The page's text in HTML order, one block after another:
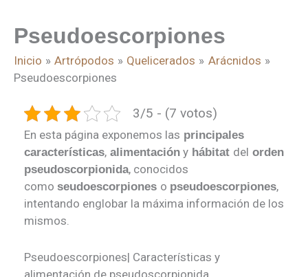
Pseudoescorpiones
Inicio Artrópodos Quelicerados
Arácnidos
Pseudoescorpiones
3/5 - (7 votos)
En esta página exponemos las principales
características, alimentación y hábitat del orden
pseudoscorpionida, conocidos
como seudoescorpiones o pseudoescorpiones,
intentando englobar la máxima información de los
mismos.
Pseudoescorpiones| Características y
alimentación de pseudoscorpionida